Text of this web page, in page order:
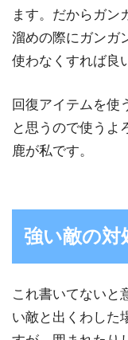
ます。だからガン
溜めの際にガンガ
使わなくすれば良
回復アイテムを使
と思うので使うよ
鹿が私です。
強い敵の対
これ書いてないと
い敵と出くわした